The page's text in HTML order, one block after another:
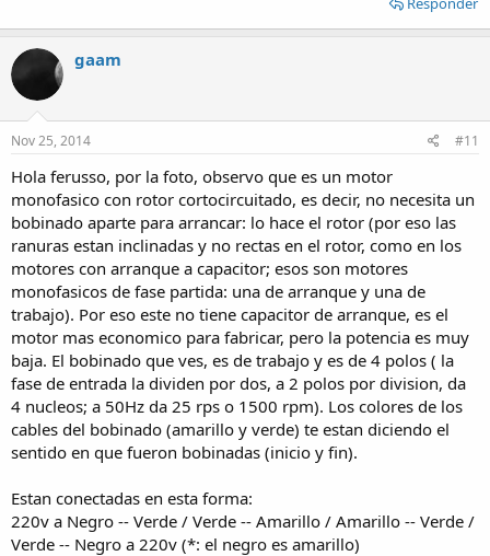
gaam
Nov 25, 2014 #11
Hola ferusso, por la foto, observo que es un motor
monofasico con rotor cortocircuitado, es decir, no necesita un
bobinado aparte para arrancar: lo hace el rotor (por eso las
ranuras estan inclinadas y no rectas en el rotor, como en los
motores con arranque a capacitor; esos son motores
monofasicos de fase partida: una de arranque y una de
trabajo). Por eso este no tiene capacitor de arranque, es el
motor mas economico para fabricar, pero la potencia es muy
baja. El bobinado que ves, es de trabajo y es de 4 polos ( la
fase de entrada la dividen por dos, a 2 polos por division, da
4 nucleos; a 50Hz da 25 rps o 1500 rpm). Los colores de los
cables del bobinado (amarillo y verde) te estan diciendo el
sentido en que fueron bobinadas (inicio y fin).
Estan conectadas en esta forma:
220v a Negro -- Verde / Verde -- Amarillo / Amarillo -- Verde /
Verde -- Negro a 220v (*: el negro es amarillo)